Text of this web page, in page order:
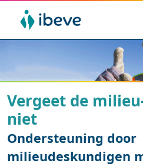
Vergeet de
niet
Ondersteuning door
milieudeskundigen